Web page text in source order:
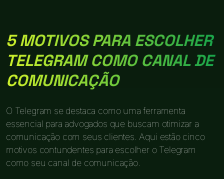
5 MOTIVOS PARA ESCOLHER
TELEGRAM COMO CANAL DE
COMUNICAÇÃO
O Telegram se destaca como uma ferramenta
essencial para advogados que buscam otimizar a
comunicação com seus clientes. Aqui estão cinco
motivos contundentes para escolher o Telegram
como seu canal de comunicação.